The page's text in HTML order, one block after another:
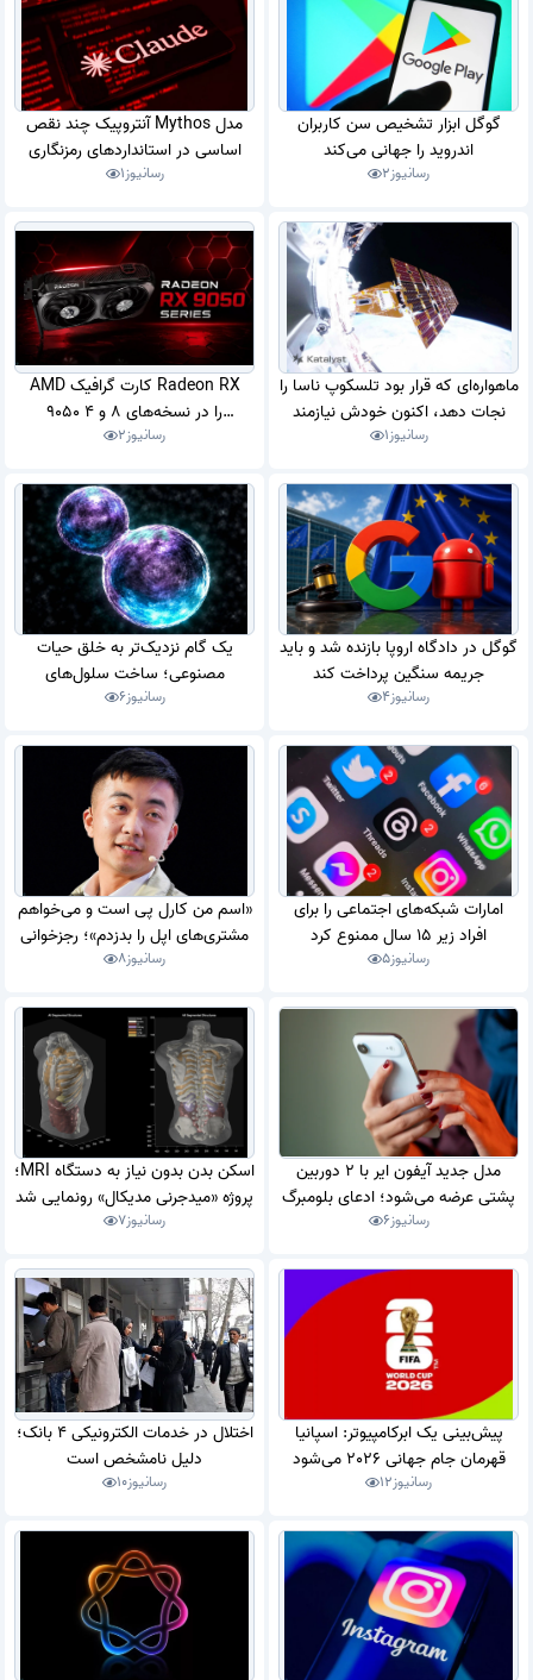
گوگل ابزار تشخیص سن کاربران
اندروید را جهانی می‌کند
رسانیوز2
مدل Mythos آنتروپیک چند نقص‌
اساسی در استانداردهای رمزنگاری
کشف کرد
رسانیوز1
ماهواره‌ای که قرار بود تلسکوپ ناسا را
نجات دهد، اکنون خودش نیازمند
نجات است
رسانیوز1
AMD کارت گرافیک Radeon RX
9050 را در نسخه‌های 8 و 4
گیگابایتی آماده می‌کند
رسانیوز2
گوگل در دادگاه اروپا بازنده شد و باید
جریمه سنگین پرداخت کند
رسانیوز4
یک گام نزدیک‌تر به خلق حیات
مصنوعی؛ ساخت سلول‌های
آزمایشگاهی با توانایی رشد و تکثیر
رسانیوز6
امارات شبکه‌های اجتماعی را برای
افراد زیر 15 سال ممنوع کرد
رسانیوز5
«اسم من کارل پی است و می‌خواهم
مشتری‌های اپل را بدزدم»؛ رجزخوانی
مدیرعامل ناتینگ
رسانیوز8
مدل جدید آیفون ایر با 2 دوربین
پشتی عرضه می‌شود؛ ادعای بلومبرگ
رسانیوز6
اسکن بدن بدون نیاز به دستگاه MRI؛
پروژه «میدجرنی مدیکال» رونمایی شد
رسانیوز7
پیش‌بینی یک ابرکامپیوتر: اسپانیا
قهرمان جام جهانی 2026 می‌شود
رسانیوز12
اختلال در خدمات الکترونیکی 4 بانک؛
دلیل نامشخص است
رسانیوز10